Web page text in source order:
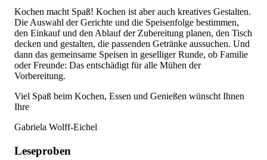
Kochen macht Spaß! Kochen ist aber auch kreatives Gestalten.
Die Auswahl der Gerichte und die Speisenfolge bestimmen,
den Einkauf und den Ablauf der Zubereitung planen, den Tisch
decken und gestalten, die passenden Getränke aussuchen. Und
dann das gemeinsame Speisen in geselliger Runde, ob Familie
oder Freunde: Das entschädigt für alle Mühen der
Vorbereitung.
Viel Spaß beim Kochen, Essen und Genießen wünscht Ihnen
Ihre
Gabriela Wolff-Eichel
Leseproben